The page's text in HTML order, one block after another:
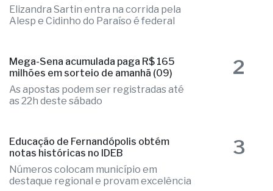
Elizandra Sartin entra na corrida pela
Alesp e Cidinho do Paraíso é federal
Mega-Sena acumulada paga R$ 165
milhões em sorteio de amanhã (09)
As apostas podem ser registradas até
as 22h deste sábado
2
Educação de Fernandópolis obtém
notas históricas no IDEB
Números colocam município em
destaque regional e provam excelência
3